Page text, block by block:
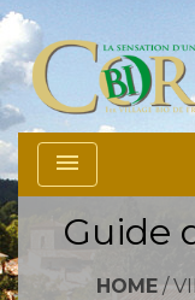
menu
Guide
HOME/